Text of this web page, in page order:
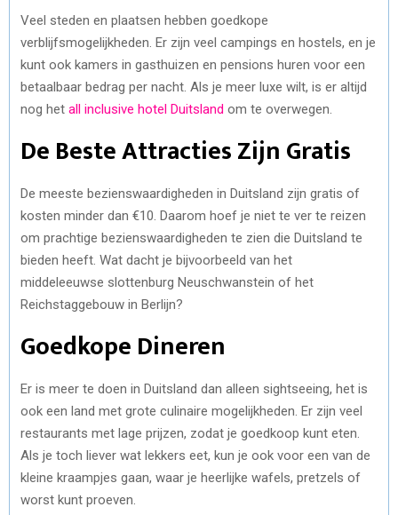
Veel steden en plaatsen hebben goedkope
verblijfsmogelijkheden. Er zijn veel campings en hostels, en je
kunt ook kamers in gasthuizen en pensions huren voor een
betaalbaar bedrag per nacht. Als je meer luxe wilt, is er altijd
nog het all inclusive hotel Duitsland om te overwegen.
De Beste Attracties Zijn Gratis
De meeste bezienswaardigheden in Duitsland zijn gratis of
kosten minder dan €10. Daarom hoef je niet te ver te reizen
om prachtige bezienswaardigheden te zien die Duitsland te
bieden heeft. Wat dacht je bijvoorbeeld van het
middeleeuwse slottenburg Neuschwanstein of het
Reichstaggebouw in Berlijn?
Goedkope Dineren
Er is meer te doen in Duitsland dan alleen sightseeing, het is
ook een land met grote culinaire mogelijkheden. Er zijn veel
restaurants met lage prijzen, zodat je goedkoop kunt eten.
Als je toch liever wat lekkers eet, kun je ook voor een van de
kleine kraampjes gaan, waar je heerlijke wafels, pretzels of
worst kunt proeven.